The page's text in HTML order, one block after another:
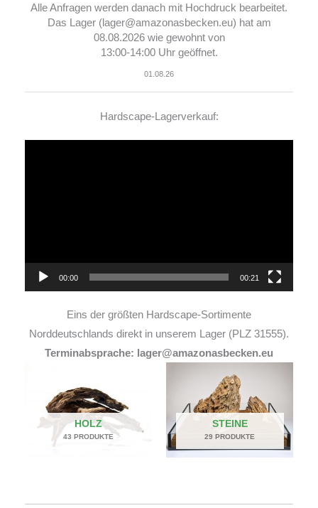
Alle Anfragen werden danach mit Hochdruck bearbeitet.
Das Lager (lager@amazonasbecken.eu) hat am
08.08.2026 wie gewohnt von
13:00-14:00 Uhr geöffnet.
01.08.26
Hardscape-Lagerverkauf:
00:00 00:21
Eins der größten Hardscape-Sortimente
Norddeutschlands direkt in unserem Lager (PLZ 31555).
Terminabsprache: lager@amazonasbecken.eu
HOLZ
43 PRODUKTE
STEINE
29 PRODUKTE